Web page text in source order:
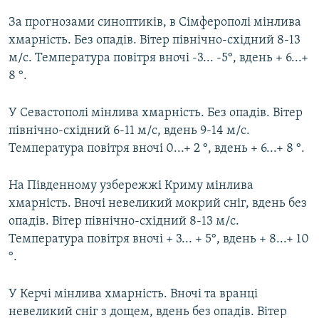
За прогнозами синоптиків, в Сімферополі мінлива
хмарність. Без опадів. Вітер північно-східний 8-13
м/с. Температура повітря вночі -3... -5°, вдень + 6...+
8 °.
У Севастополі мінлива хмарність. Без опадів. Вітер
північно-східний 6-11 м/с, вдень 9-14 м/с.
Температура повітря вночі 0...+ 2 °, вдень + 6...+ 8 °.
На Південному узбережжі Криму мінлива
хмарність. Вночі невеликий мокрий сніг, вдень без
опадів. Вітер північно-східний 8-13 м/с.
Температура повітря вночі + 3... + 5°, вдень + 8...+ 10
°.
У Керчі мінлива хмарність. Вночі та вранці
невеликий сніг з дощем, вдень без опадів. Вітер